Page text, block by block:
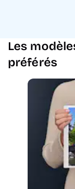
Les
préférés